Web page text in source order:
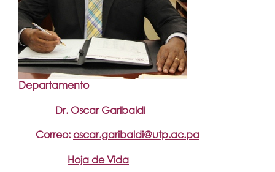
Departamento
Dr. Oscar Garibaldi
Correo: oscar.garibaldi@utp.ac.pa
Hoja de Vida